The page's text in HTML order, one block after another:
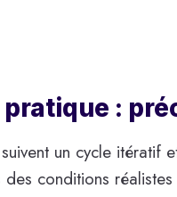
pratique :
un cycle
des conditions